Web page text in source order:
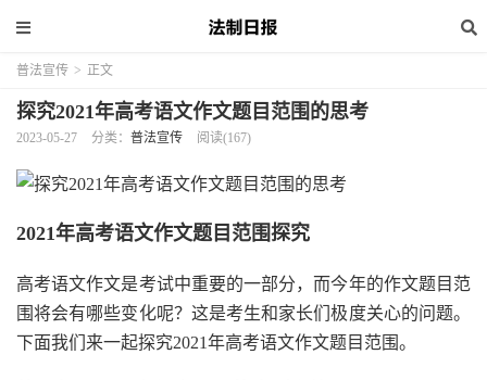
普法宣传 > 正文
探究2021年高考语文作文题目范围的思考
2023-05-27 分类： 普法宣传 阅读(167)
2021年高考语文作文题目范围探究
高考语文作文是考试中重要的一部分，而今年的作文题目范
围将会有哪些变化呢？这是考生和家长们极度关心的问题。
下面我们来一起探究2021年高考语文作文题目范围。